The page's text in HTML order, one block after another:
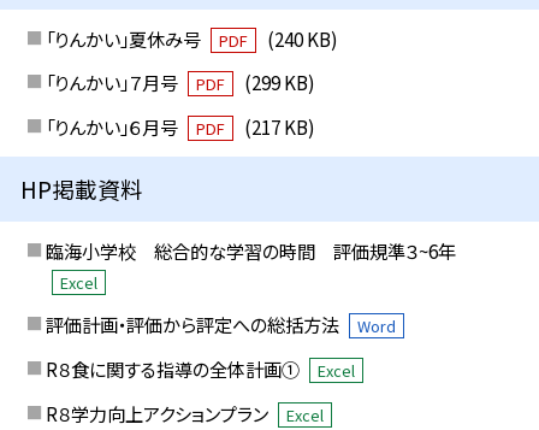
「りんかい」夏休み号 PDF
(240 KB)
「りんかい」７月号
PDF
(299 KB)
「りんかい」６月号
PDF (217 KB)
HP掲載資料
臨海小学校 総合的な学習の時間 評価規準３~6年
Excel
評価計画・評価から評定への総括方法 Word
R８食に関する指導の全体計画① Excel
R８学力向上アクションプラン Excel